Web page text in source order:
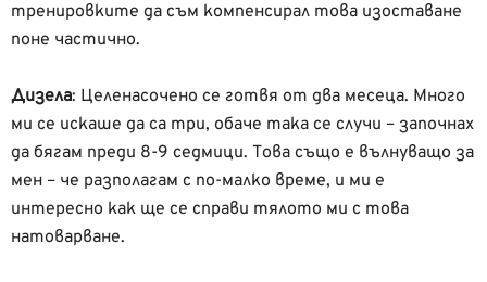
тренировките да съм компенсирал това изоставане
поне частично.
Дизела: Целенасочено се готвя от два месеца. Много
ми се искаше да са три, обаче така се случи – започнах
да бягам преди 8-9 седмици. Това също е вълнуващо за
мен – че разполагам с по-малко време, и ми е
интересно как ще се справи тялото ми с това
натоварване.